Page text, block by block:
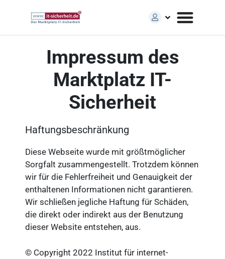
Impressum des
Marktplatz IT-
Sicherheit
Haftungsbeschränkung
Diese Webseite wurde mit größtmöglicher
Sorgfalt zusammengestellt. Trotzdem können
wir für die Fehlerfreiheit und Genauigkeit der
enthaltenen Informationen nicht garantieren.
Wir schließen jegliche Haftung für Schäden,
die direkt oder indirekt aus der Benutzung
dieser Website entstehen, aus.
© Copyright 2022 Institut für internet-